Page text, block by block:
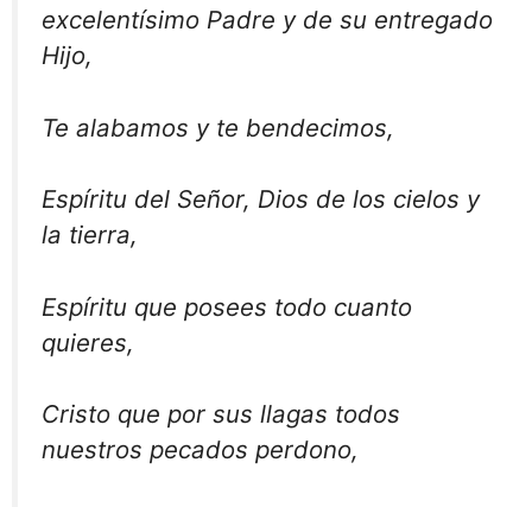
excelentísimo Padre y de su entregado
Hijo,
Te alabamos y te bendecimos,
Espíritu del Señor, Dios de los cielos y
la tierra,
Espíritu que posees todo cuanto
quieres,
Cristo que por sus llagas todos
nuestros pecados perdono,